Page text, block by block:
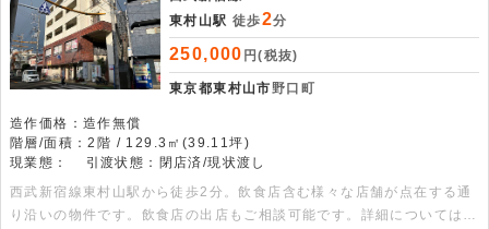
東村山駅 徒歩2分
250,000 円(税抜)
東京都東村山市野口町
造作価格：造作無償
階層/面積：2階 / 129.3㎡(39.11坪)
現業態：
引渡状態：閉店済/現状渡し
西武新宿線東村山駅から徒歩2分。飲食店含む様々な店舗が点在する通
り沿いの物件です。飲食店の出店もご相談可能です。詳細についてはお